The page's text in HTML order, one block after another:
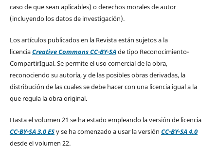
caso de que sean aplicables) o derechos morales de autor
(incluyendo los datos de investigación).
Los artículos publicados en la Revista están sujetos a la
licenciaCreative Commons CC-BY-SAde tipo Reconocimiento-
CompartirIgual. Se permite el uso comercial de la obra,
reconociendo su autoría, y de las posibles obras derivadas, la
distribución de las cuales se debe hacer con una licencia igual a la
que regula la obra original.
Hasta el volumen 21 se ha estado empleando la versión de licencia
CC-BY-SA 3.0 ESy se ha comenzado a usar la versión CC-BY-SA 4.0
desde el volumen 22.